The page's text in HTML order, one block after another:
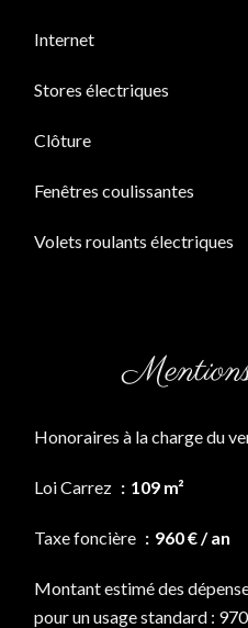
Internet
Stores électriques
Clôture
Fenêtres coulissantes
Volets roulants électriques
Honoraires à la charge du
Loi Carrez 109 m²
Taxe foncière 960 € / an
Montant estimé des
pour un usage standard :